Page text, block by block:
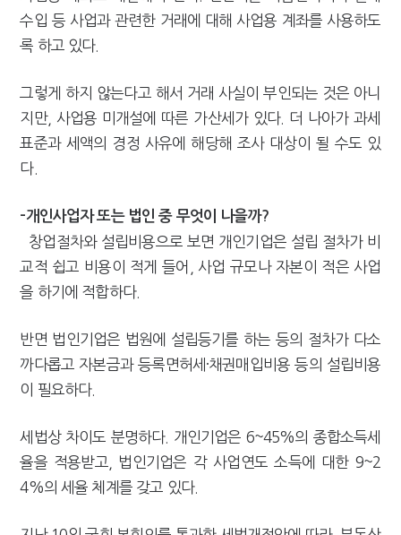
수입 등 사업과 관련한 거래에 대해 사업용 계좌를 사용하도
록 하고 있다.
그렇게 하지 않는다고 해서 거래 사실이 부인되는 것은 아니
지만, 사업용 미개설에 따른 가산세가 있다. 더 나아가 과세
표준과 세액의 경정 사유에 해당해 조사 대상이 될 수도 있
다.
-개인사업자 또는 법인 중 무엇이 나을까?
창업절차와 설립비용으로 보면 개인기업은 설립 절차가 비
교적 쉽고 비용이 적게 들어, 사업 규모나 자본이 적은 사업
을 하기에 적합하다.
반면 법인기업은 법원에 설립등기를 하는 등의 절차가 다소
까다롭고 자본금과 등록면허세·채권매입비용 등의 설립비용
이 필요하다.
세법상 차이도 분명하다. 개인기업은 6~45%의 종합소득세
율을 적용받고, 법인기업은 각 사업연도 소득에 대한 9~2
4%의 세율 체계를 갖고 있다.